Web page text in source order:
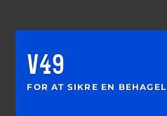
V49
FOR AT SIKRE EN